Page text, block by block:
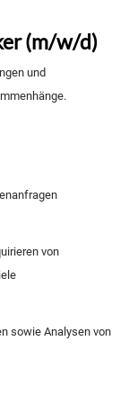
(m/w/d)
und
von
sowie Analysen von